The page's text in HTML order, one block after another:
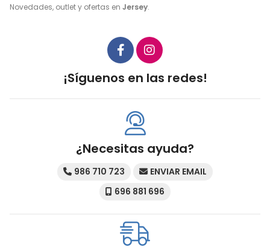
Novedades, outlet y ofertas en Jersey.
¡Síguenos en las redes!
¿Necesitas ayuda?
986 710 723
ENVIAR EMAIL
696 881 696